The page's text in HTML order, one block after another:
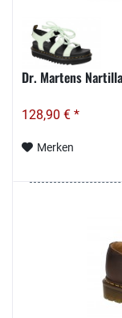
Dr. Martens
128,90 € *
Merken